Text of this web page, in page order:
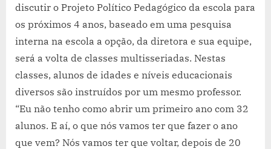
discutir o Projeto Político Pedagógico da escola para
os próximos 4 anos, baseado em uma pesquisa
interna na escola a opção, da diretora e sua equipe,
será a volta de classes multisseriadas. Nestas
classes, alunos de idades e níveis educacionais
diversos são instruídos por um mesmo professor.
“Eu não tenho como abrir um primeiro ano com 32
alunos. E aí, o que nós vamos ter que fazer o ano
que vem? Nós vamos ter que voltar, depois de 20